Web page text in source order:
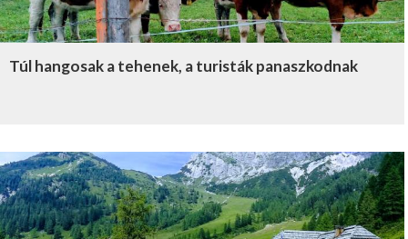
Túl hangosak a tehenek, a turisták panaszkodnak